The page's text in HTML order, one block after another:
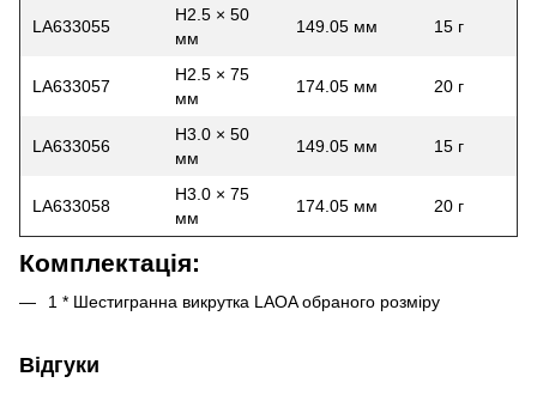
LA633055
H2.5 × 50
мм
149.05 мм 15 г
LA633057
H2.5 × 75
мм
174.05 мм 20 г
LA633056
H3.0 × 50
мм
149.05 мм 15 г
LA633058
H3.0 × 75
мм
174.05 мм 20 г
Комплектація:
1 * Шестигранна викрутка LAOA обраного розміру
Відгуки